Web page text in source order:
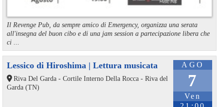
Il Revenge Pub, da sempre amico di Emergency, organizza una serata
all'insegna del buon cibo e di una jam session a partecipazione libera che
ci ...
AGO
7
Ven
Lessico di Hiroshima | Lettura musicata
Riva Del Garda - Cortile Interno Della Rocca - Riva del
Garda (TN)